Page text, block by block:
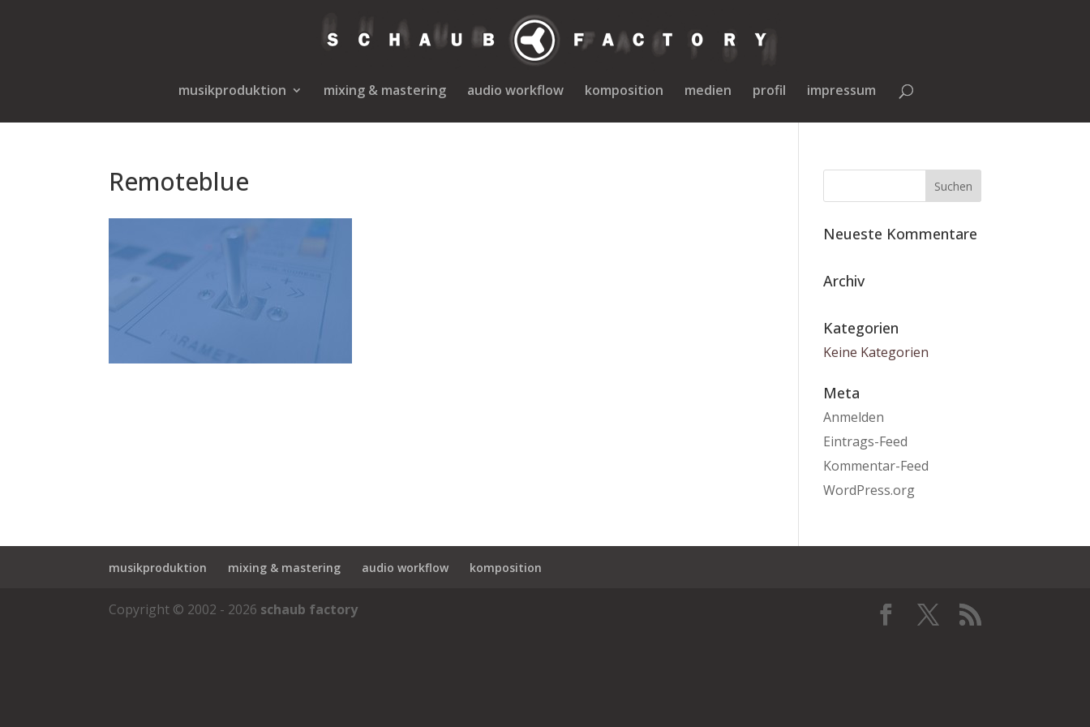
musikproduktion mixing & mastering audio workflow komposition medien profil impressum
Remoteblue
Neueste Kommentare
Archiv
Kategorien
Keine Kategorien
Meta
Anmelden
Eintrags-Feed
Kommentar-Feed
WordPress.org
musikproduktion mixing & mastering audio workflow komposition
Copyright © 2002 - 2026 schaub factory